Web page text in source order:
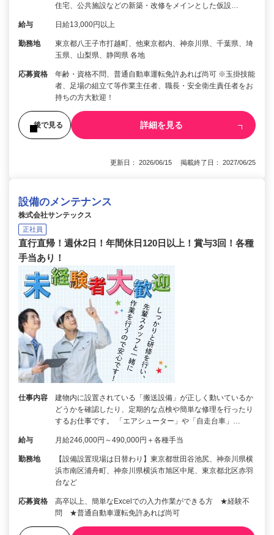
住宅、公共施設などの新築・改修をメインとした仮設…
給与 日給13,000円以上
勤務地
東京都八王子市打越町、他東京都内、神奈川県、千葉県、埼
玉県、山梨県、静岡県 各地
応募資格
年齢・資格不問、普通自動車運転免許あれば尚可 ※玉掛技能
者、足場の組立て等作業主任者、職長・安全衛生責任者をお
持ちの方大歓迎！
後で見る 詳細を見る
更新日： 2026/06/15 掲載終了日： 2027/06/25
設備のメンテナンス
株式会社サンテックス
正社員
直行直帰！週休2日！年間休日120日以上！賞与3回！各種
手当あり！
仕事内容
建物内に設置されている「搬送設備」が正しく動いているか
どうかを確認したり、定期的な点検や簡単な修理を行ったり
するお仕事です。 「エアシューター」や「自走台車」…
給与 月給246,000円～490,000円＋各種手当
勤務地
【設備設置現場は日替わり】東京都世田谷池尻、神奈川県横
浜市南区浦舟町、神奈川県横浜市旭区中尾、東京都北区赤羽
台など
応募資格
高卒以上、簡単なExcelでの入力作業ができる方 ★経験不
問 ★普通自動車運転免許あれば尚可